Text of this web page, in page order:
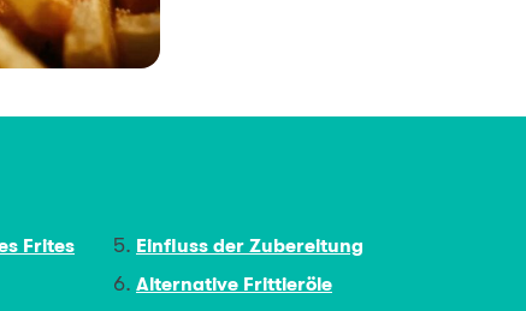
Frites
Einfluss der Zubereitung
Alternative Frittieröle